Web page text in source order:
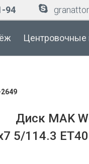
94
Центровочные
2649
Диск MAK
5/114.3